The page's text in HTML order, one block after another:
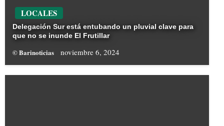
LOCALES
Delegación Sur está entubando un pluvial clave para
que no se inunde El Frutillar
© Barinoticias noviembre 6, 2024